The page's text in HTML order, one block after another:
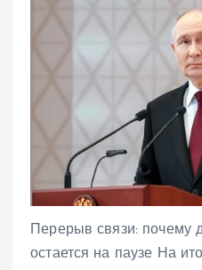
Перерыв связи: почему
остается на паузе На